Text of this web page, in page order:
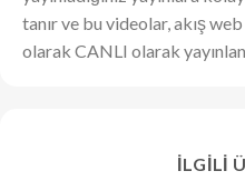
tanır ve bu videolar, akış
olarak CANLI olarak
İLGILI